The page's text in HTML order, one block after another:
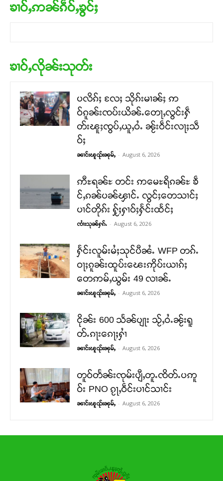
ၶၢဝ်ႇဢၼ်ၵဵဝ်ႇၶွင်ႈ
ၶၢဝ်ႇလိုၼ်းသုတ်း
ပလိၵ်ႈ လႄႈ သိုၵ်းမၢၼ်ႈ ဢ
ဝ်ၵူၼ်းၸပ်းယိၼ်ႉတေႃႇလွင်းႁဵ
တ်းၽူႈၸွပ်ႇယူႇဝႆႉ ၼႂ်းဝဵင်းလႃႈသဵ
ဝ်ႈ
ၼၢင်းၽူၺ်းၼုမ်ႇ - August 6, 2026
ဢီႊရၼ်ႊ တင်း ဢမေႊရိၵၼ်ႊ ၶဵ
င်ႇၵၼ်ပၼ်ၾၢင်ႉ လွင်ႈတေသၢင်ႈ
ပၢင်တိုၵ်း ႁႂ်ႈႁၢဝ်ႈႁႅင်းထႅင်ႈ
ၸၢႆးသုၼ်ႁၵ်ႉ - August 6, 2026
ႁႅင်းလူမ်းမႆႈသုင်ပီၼႆႉ WFP တၵ်ႉ
ဝႃႈၵူၼ်းထူပ်းၽေးဢိုပ်းယၢၵ်ႈ
တေဢမ်ႇယွမ်း 49 လၢၼ်ႉ
ၼၢင်းၽူၺ်းၼုမ်ႇ - August 6, 2026
ငိုၼ်း 600 သႅၼ်ပျႃး သႂ်ႇဝႆႉၼႂ်းရူ
တ်ႉၵႃးၵေႃႈႁၢႆ
ၼၢင်းၽူၺ်းၼုမ်ႇ - August 6, 2026
တူဝ်တႅၼ်းၸုမ်းပျီႇတူႉၸိတ်ႉပဢူ
ဝ်း PNO ၵႂႃႇဝဵင်းပၢင်သၢင်း
ၼၢင်းၽူၺ်းၼုမ်ႇ - August 6, 2026